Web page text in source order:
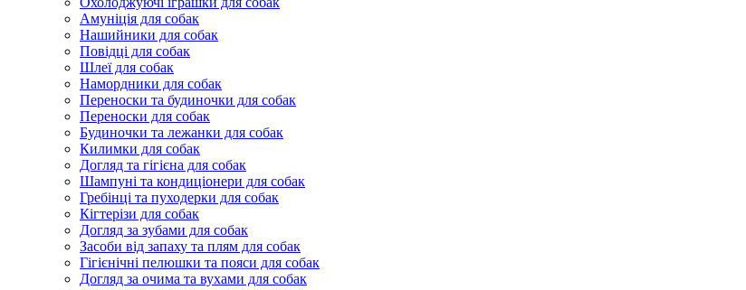
Амуніція для собак
Нашийники для собак
Повідці для собак
Шлеї для собак
Намордники для собак
Переноски та будиночки для собак
Переноски для собак
Будиночки та лежанки для собак
Килимки для собак
Догляд та гігієна для собак
Шампуні та кондиціонери для собак
Гребінці та пуходерки для собак
Кігтерізи для собак
Догляд за зубами для собак
Засоби від запаху та плям для собак
Гігієнічні пелюшки та пояси для собак
Догляд за очима та вухами для собак